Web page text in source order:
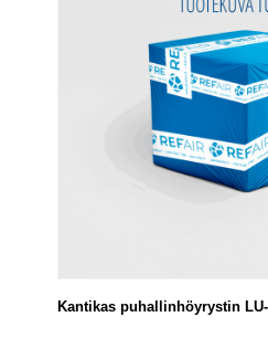
Kantikas puhallinhöyrystin LU-